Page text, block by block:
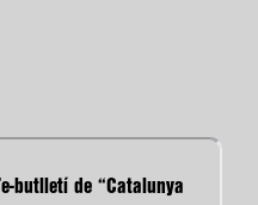
butlletí de “Catalunya